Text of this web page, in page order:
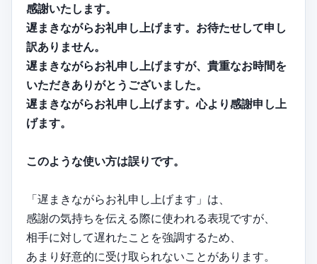
感謝いたします。
遅まきながらお礼申し上げます。お待たせして申し
訳ありません。
遅まきながらお礼申し上げますが、貴重なお時間を
いただきありがとうございました。
遅まきながらお礼申し上げます。心より感謝申し上
げます。
このような使い方は誤りです。
「遅まきながらお礼申し上げます」は、
感謝の気持ちを伝える際に使われる表現ですが、
相手に対して遅れたことを強調するため、
あまり好意的に受け取られないことがあります。